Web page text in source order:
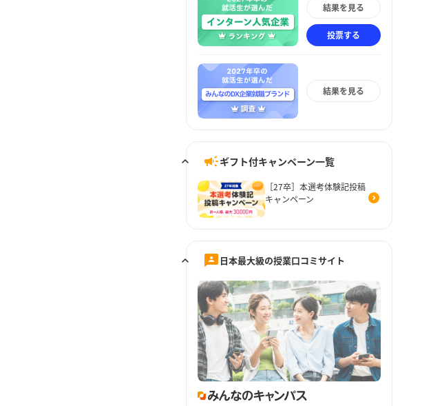
結果を見る
投票する
結果を見る
ギフト付キャンペーン一覧
［27卒］本選考体験記投稿
キャンペーン
日本最大級の授業口コミサイト